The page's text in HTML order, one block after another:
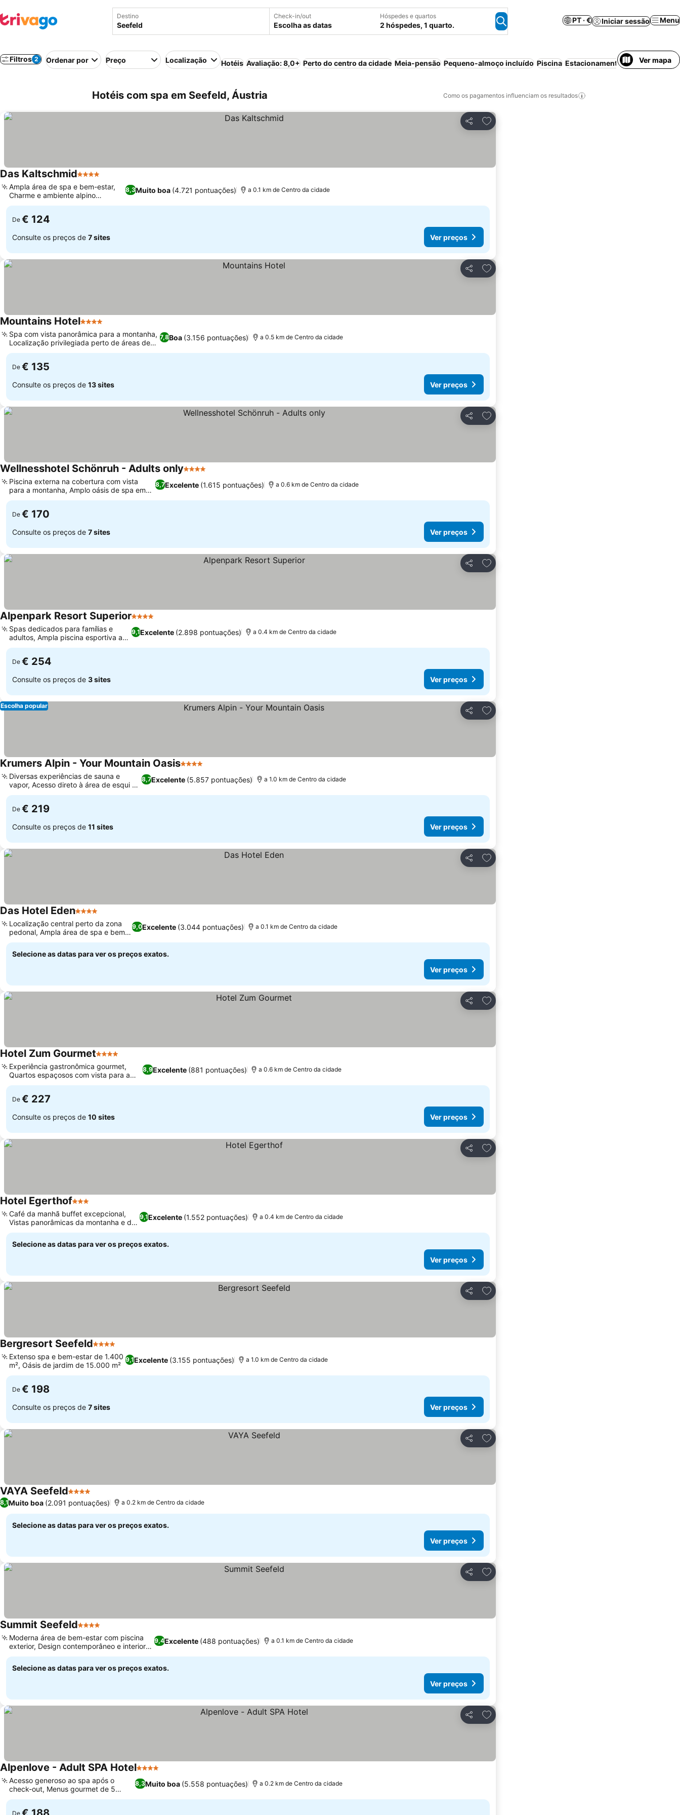
Destino Check-in/out
Escolha as datas
Hóspedes e quartos
2 hóspedes, 1 quarto.
PT · € Iniciar sessão Menu
Filtros 2 Ordenar por Preço Localização Hotéis Avaliação: 8,0+ Perto do centro da cidade Meia-pensão Pequeno-almoço incluído Piscina Estacionamento AnimaisVer mapa
Hotéis com spa em Seefeld, Áustria Como os pagamentos influenciam os resultados
Partilhar
Adicionar aos favoritos
Das Kaltschmid4 Estrelas
8,3Muito boa (4.721 pontuações)
Ampla área de spa e bem-estar,
Charme e ambiente alpino
tradicional
a 0.1 km de Centro da cidade
De € 124
Consulte os preços de 7 sites Ver preços
Partilhar
Adicionar aos favoritos
Mountains Hotel4 Estrelas
7,8Boa (3.156 pontuações)
Spa com vista panorâmica para a montanha,
Localização privilegiada perto de áreas de
esqui
a 0.5 km de Centro da cidade
De € 135
Consulte os preços de 13 sites Ver preços
Partilhar
Adicionar aos favoritos
Wellnesshotel Schönruh - Adults only4 Estrelas
8,7Excelente (1.615 pontuações)
Piscina externa na cobertura com vista
para a montanha, Amplo oásis de spa em
estilo veneziano
a 0.6 km de Centro da cidade
De € 170
Consulte os preços de 7 sites Ver preços
Partilhar
Adicionar aos favoritos
Alpenpark Resort Superior4 Estrelas
9,1Excelente (2.898 pontuações)
Spas dedicados para famílias e
adultos, Ampla piscina esportiva ao
ar livre
a 0.4 km de Centro da cidade
De € 254
Consulte os preços de 3 sites Ver preços
Partilhar
Adicionar aos favoritos
Escolha popular
Krumers Alpin - Your Mountain Oasis4 Estrelas
8,7Excelente (5.857 pontuações)
Diversas experiências de sauna e
vapor, Acesso direto à área de esqui de
Rosshütte
a 1.0 km de Centro da cidade
De € 219
Consulte os preços de 11 sites Ver preços
Partilhar
Adicionar aos favoritos
Das Hotel Eden4 Estrelas
9,0Excelente (3.044 pontuações)
Localização central perto da zona
pedonal, Ampla área de spa e bem-
estar
a 0.1 km de Centro da cidade
Selecione as datas para ver os preços exatos.
Ver preços
Partilhar
Adicionar aos favoritos
Hotel Zum Gourmet4 Estrelas
8,9Excelente (881 pontuações)
Experiência gastronômica gourmet,
Quartos espaçosos com vista para a
montanha
a 0.6 km de Centro da cidade
De € 227
Consulte os preços de 10 sites Ver preços
Partilhar
Adicionar aos favoritos
Hotel Egerthof3 Estrelas
9,1Excelente (1.552 pontuações)
Café da manhã buffet excepcional,
Vistas panorâmicas da montanha e da
cidade
a 0.4 km de Centro da cidade
Selecione as datas para ver os preços exatos.
Ver preços
Partilhar
Adicionar aos favoritos
Bergresort Seefeld4 Estrelas
9,1Excelente (3.155 pontuações)
Extenso spa e bem-estar de 1.400
m², Oásis de jardim de 15.000 m²
a 1.0 km de Centro da cidade
De € 198
Consulte os preços de 7 sites Ver preços
Partilhar
Adicionar aos favoritos
VAYA Seefeld4 EstrelasVer preços
8,1Muito boa (2.091 pontuações) a 0.2 km de Centro da cidade
Selecione as datas para ver os preços exatos.
Ver preços
Partilhar
Adicionar aos favoritos
Summit Seefeld4 Estrelas
9,4Excelente (488 pontuações)
Moderna área de bem-estar com piscina
exterior, Design contemporâneo e interiores
elegantes
a 0.1 km de Centro da cidade
Selecione as datas para ver os preços exatos.
Ver preços
Partilhar
Adicionar aos favoritos
Alpenlove - Adult SPA Hotel4 Estrelas
8,3Muito boa (5.558 pontuações)
Acesso generoso ao spa após o
check-out, Menus gourmet de 5
pratos à noite
a 0.2 km de Centro da cidade
De